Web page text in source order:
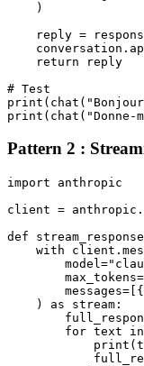
    )
reply =
    return reply
# Test
Pattern 2 :
import anthropic
client =
def
with
    ) as stream:
for text